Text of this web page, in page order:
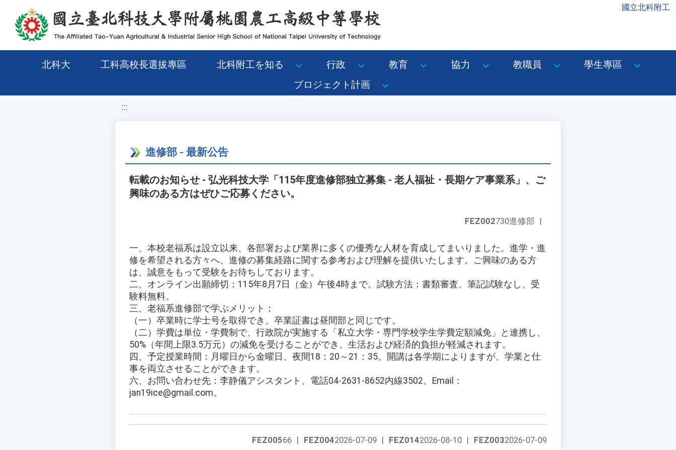
移至網頁之主要內容區位置 國立北科附工
北科大 工科高校長選拔專區 北科附工を知る 行政 教育 協力 教職員
學生專區
プロジェクト計画
:::
進修部 - 最新公告
転載のお知らせ - 弘光科技大学「115年度進修部独立募集 - 老人福祉・長期ケア事業系」、ご
興味のある方はぜひご応募ください。
FEZ002730進修部 |
一、本校老福系は設立以来、各部署および業界に多くの優秀な人材を育成してまいりました。進学・進
修を希望される方々へ、進修の募集経路に関する参考および理解を提供いたします。ご興味のある方
は、誠意をもって受験をお待ちしております。
二、オンライン出願締切：115年8月7日（金）午後4時まで。試験方法：書類審査、筆記試験なし、受
験料無料。
三、老福系進修部で学ぶメリット：
（一）卒業時に学士号を取得でき、卒業証書は昼間部と同じです。
（二）学費は単位・学費制で、行政院が実施する「私立大学・専門学校学生学費定額減免」と連携し、
50%（年間上限3.5万元）の減免を受けることができ、生活および経済的負担が軽減されます。
四、予定授業時間：月曜日から金曜日、夜間18：20～21：35。開講は各学期によりますが、学業と仕
事を両立させることができます。
六、お問い合わせ先：李静儀アシスタント、電話04-2631-8652内線3502、Email：
jan19ice@gmail.com。
FEZ0032026-07-09
FEZ0142026-08-10 |
FEZ0042026-07-09 |
FEZ00566 |